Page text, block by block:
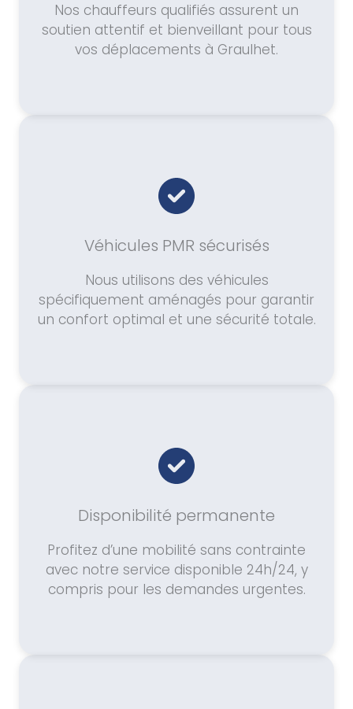
Nos chauffeurs qualifiés assurent un
soutien attentif et bienveillant pour tous
vos déplacements à Graulhet.
Véhicules PMR sécurisés
Nous utilisons des véhicules
spécifiquement aménagés pour garantir
un confort optimal et une sécurité totale.
Disponibilité permanente
Profitez d’une mobilité sans contrainte
avec notre service disponible 24h/24, y
compris pour les demandes urgentes.